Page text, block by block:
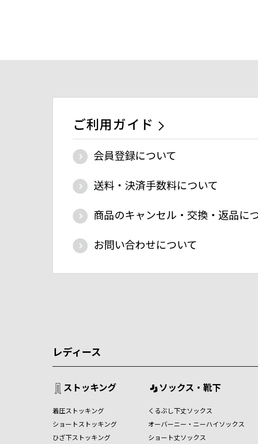
ご利用ガイド
会員登録について
送料・決済手数料について
商品のキャンセル・交換・返品に
お問い合わせについて
レディース
ストッキング
着圧ストッキング
ショートストッキング
ひざ下ストッキング
ソックス・靴下
くるぶし下丈ソックス
オーバーニー・ニーハイソックス
ショート丈ソックス